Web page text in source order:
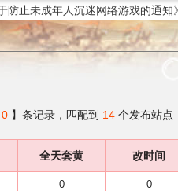
防止未成年人沉迷网络游戏的通
0 】条记录，匹配到 14 个发布站点
全天套黄 改时间
0 0